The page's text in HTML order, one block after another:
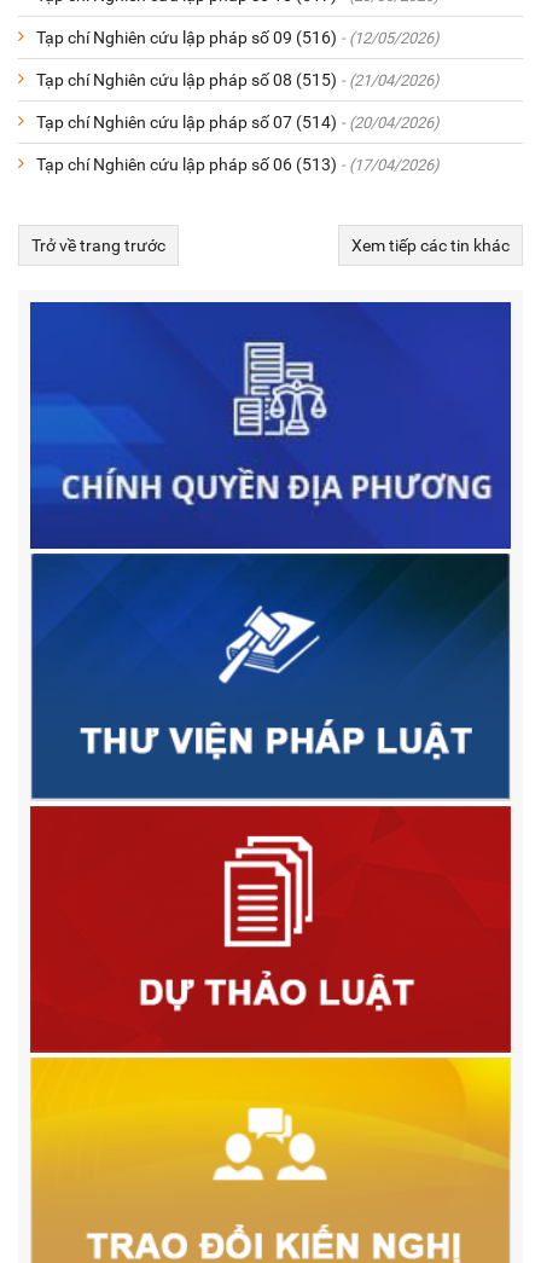
Tạp chí Nghiên cứu lập pháp số 09 (516) - (12/05/2026)
Tạp chí Nghiên cứu lập pháp số 08 (515) - (21/04/2026)
Tạp chí Nghiên cứu lập pháp số 07 (514) - (20/04/2026)
Tạp chí Nghiên cứu lập pháp số 06 (513) - (17/04/2026)
Trở về trang trước Xem tiếp các tin khác